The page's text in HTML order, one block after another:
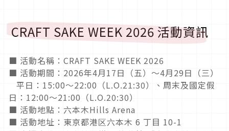
CRAFT SAKE WEEK 2026 活動資訊
■ 活動名稱：CRAFT SAKE WEEK 2026
■ 活動期間：2026年4月17日（五）～4月29日（三）
平日：15:00～22:00（L.O.21:30）、周末及國定假
日：12:00～21:00（L.O.20:30）
■ 活動地點：六本木Hills Arena
■ 活動地址：東京都港区六本木 6 丁目 10-1